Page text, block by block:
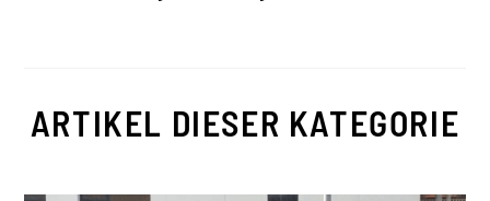
ARTIKEL DIESER KATEGORIE